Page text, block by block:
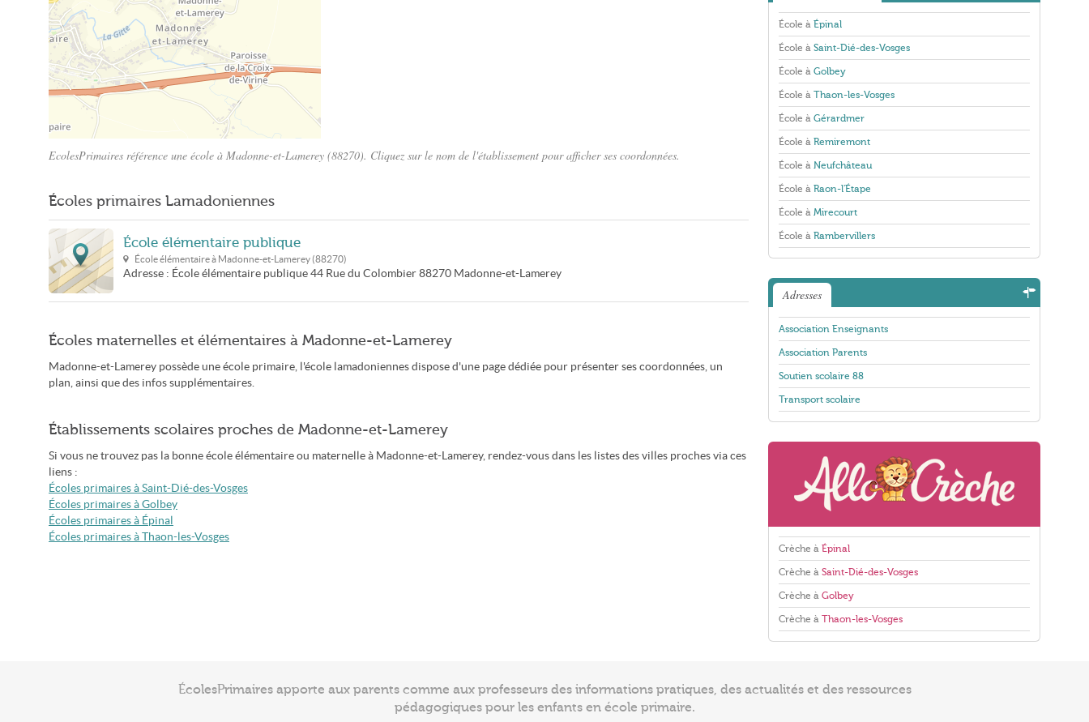
EcolesPrimaires référence une école à Madonne-et-Lamerey (88270). Cliquez sur le nom de l'établissement pour afficher ses coordonnées.
Écoles primaires Lamadoniennes
École élémentaire publique
École élémentaire à Madonne-et-Lamerey (88270)
Adresse : École élémentaire publique 44 Rue du Colombier 88270 Madonne-et-Lamerey
Écoles maternelles et élémentaires à Madonne-et-Lamerey
Madonne-et-Lamerey possède une école primaire, l'école lamadoniennes dispose d'une page dédiée pour présenter ses coordonnées, un
plan, ainsi que des infos supplémentaires.
Établissements scolaires proches de Madonne-et-Lamerey
Si vous ne trouvez pas la bonne école élémentaire ou maternelle à Madonne-et-Lamerey, rendez-vous dans les listes des villes proches via ces
liens :
Écoles primaires à Saint-Dié-des-Vosges
Écoles primaires à Golbey
Écoles primaires à Épinal
Écoles primaires à Thaon-les-Vosges
École à Épinal
École à Saint-Dié-des-Vosges
École à Golbey
École à Thaon-les-Vosges
École à Gérardmer
École à Remiremont
École à Neufchâteau
École à Raon-l'Étape
École à Mirecourt
École à Rambervillers
Adresses
Association Enseignants
Association Parents
Soutien scolaire 88
Transport scolaire
Crèche à Épinal
Crèche à Saint-Dié-des-Vosges
Crèche à Golbey
Crèche à Thaon-les-Vosges
ÉcolesPrimaires apporte aux parents comme aux professeurs des informations pratiques, des actualités et des ressources
pédagogiques pour les enfants en école primaire.